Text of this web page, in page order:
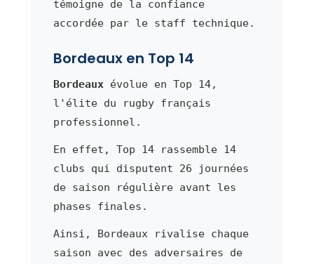
témoigne de la confiance
accordée par le staff technique.
Bordeaux en Top 14
Bordeauxévolue en Top 14,
l'élite du rugby français
professionnel.
En effet, Top 14 rassemble 14
clubs qui disputent 26 journées
de saison régulière avant les
phases finales.
Ainsi, Bordeaux rivalise chaque
saison avec des adversaires de